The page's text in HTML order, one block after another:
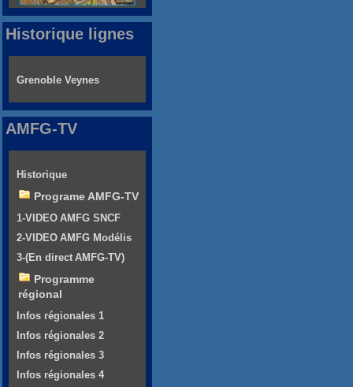
Historique lignes
Grenoble Veynes
AMFG-TV
Historique
Programe AMFG-TV
1-VIDEO AMFG SNCF
2-VIDEO AMFG Modélis
3-(En direct AMFG-TV)
Programme
régional
Infos régionales 1
Infos régionales 2
Infos régionales 3
Infos régionales 4